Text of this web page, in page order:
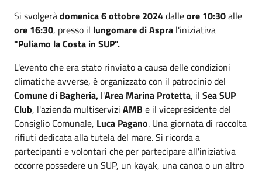
Si svolgeràdomenica 6 ottobre 2024dalleore 10:30alle
ore 16:30, presso il lungomare di Aspra l'iniziativa
"Puliamo la Costa in SUP".
L'evento che era stato rinviato a causa delle condizioni
climatiche avverse, è organizzato con il patrocinio del
Comune di Bagheria, l'Area Marina Protetta, il Sea SUP
Club, l'azienda multiservizi AMB e il vicepresidente del
Consiglio Comunale, Luca Pagano. Una giornata di raccolta
rifiuti dedicata alla tutela del mare. Si ricorda a
partecipanti e volontari che per partecipare all'iniziativa
occorre possedere un SUP, un kayak, una canoa o un altro